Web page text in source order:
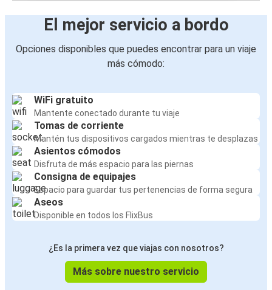
El mejor servicio a bordo
Opciones disponibles que puedes encontrar para un viaje
más cómodo:
WiFi gratuito
Mantente conectado durante tu viaje
Tomas de corriente
Mantén tus dispositivos cargados mientras te desplazas
Asientos cómodos
Disfruta de más espacio para las piernas
Consigna de equipajes
Espacio para guardar tus pertenencias de forma segura
Aseos
Disponible en todos los FlixBus
¿Es la primera vez que viajas con nosotros?
Más sobre nuestro servicio